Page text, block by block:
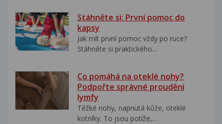
Stáhněte si: První pomoc do
kapsy
Jak mít první pomoc vždy po ruce?
Stáhněte si praktického...
Co pomáhá na oteklé nohy?
Podpořte správné proudění
lymfy
Těžké nohy, napnutá kůže, oteklé
kotníky. To jsou potíže,...